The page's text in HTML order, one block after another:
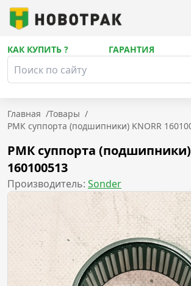
КАК КУПИТЬ ? ГАРАНТИЯ
Главная /Товары /
РМК суппорта (подшипники) KNORR
РМК суппорта (подшипники)
160100513
Производитель: Sonder